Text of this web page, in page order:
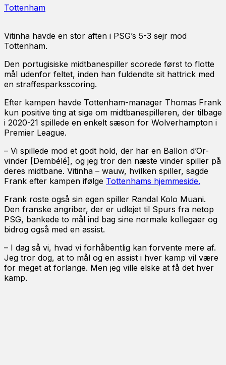
Tottenham
Vitinha havde en stor aften i PSG’s 5-3 sejr mod
Tottenham.
Den portugisiske midtbanespiller scorede først to flotte
mål udenfor feltet, inden han fuldendte sit hattrick med
en straffesparksscoring.
Efter kampen havde Tottenham-manager Thomas Frank
kun positive ting at sige om midtbanespilleren, der tilbage
i 2020-21 spillede en enkelt sæson for Wolverhampton i
Premier League.
– Vi spillede mod et godt hold, der har en Ballon d’Or-
vinder [Dembélé], og jeg tror den næste vinder spiller på
deres midtbane. Vitinha – wauw, hvilken spiller, sagde
Frank efter kampen ifølge Tottenhams hjemmeside.
Frank roste også sin egen spiller Randal Kolo Muani.
Den franske angriber, der er udlejet til Spurs fra netop
PSG, bankede to mål ind bag sine normale kollegaer og
bidrog også med en assist.
– I dag så vi, hvad vi forhåbentlig kan forvente mere af.
Jeg tror dog, at to mål og en assist i hver kamp vil være
for meget at forlange. Men jeg ville elske at få det hver
kamp.